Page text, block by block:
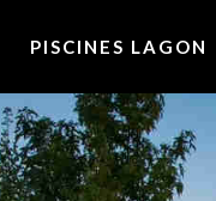
PISCINES LAGON